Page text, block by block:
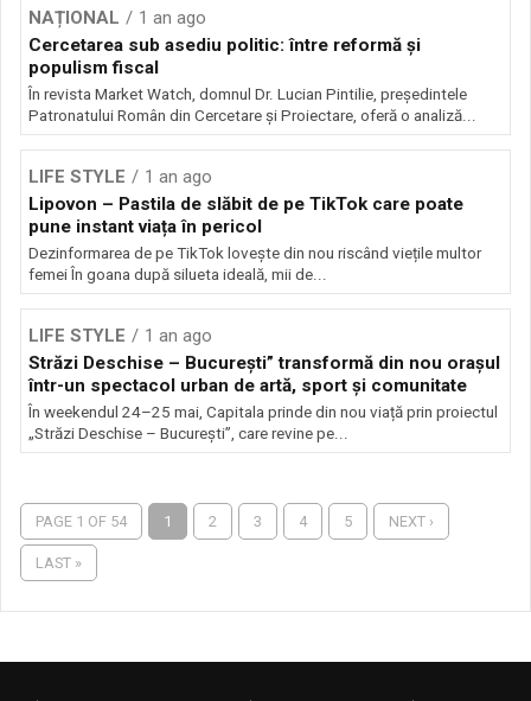
NAȚIONAL
1 an ago
Cercetarea sub asediu politic: între reformă și
populism fiscal
În revista Market Watch, domnul Dr. Lucian Pintilie, președintele
Patronatului Român din Cercetare și Proiectare, oferă o analiză...
LIFE STYLE
1 an ago
Lipovon – Pastila de slăbit de pe TikTok care poate
pune instant viața în pericol
Dezinformarea de pe TikTok lovește din nou riscând viețile multor
femei În goana după silueta ideală, mii de...
LIFE STYLE
1 an ago
Străzi Deschise – București” transformă din nou orașul
într-un spectacol urban de artă, sport și comunitate
În weekendul 24–25 mai, Capitala prinde din nou viață prin proiectul
„Străzi Deschise – București”, care revine pe...
PAGE 1 OF 54 1 2 3 4 5 NEXT ›
LAST »